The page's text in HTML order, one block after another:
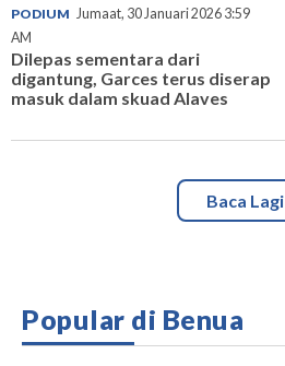
PODIUM Jumaat, 30 Januari 2026 3:59
AM
Dilepas sementara dari
digantung, Garces terus diserap
masuk dalam skuad Alaves
Baca Lagi
Popular di Benua